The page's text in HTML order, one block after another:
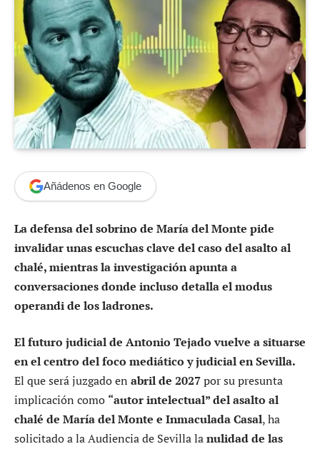
Añádenos en Google
La defensa del sobrino de María del Monte pide
invalidar unas escuchas clave del caso del asalto al
chalé, mientras la investigación apunta a
conversaciones donde incluso detalla el modus
operandi de los ladrones.
El futuro judicial de Antonio Tejado vuelve a situarse
en el centro del foco mediático y judicial en Sevilla.
El que será juzgado en abril de 2027por su presunta
implicación como “autor intelectual” del asalto al
chalé de María del Monte e Inmaculada Casal, ha
solicitado a la Audiencia de Sevilla lanulidad de las